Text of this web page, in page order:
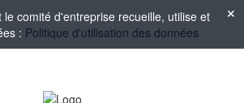
le comité d'entreprise recueille, utilise et
: Politique d'utilisation des données